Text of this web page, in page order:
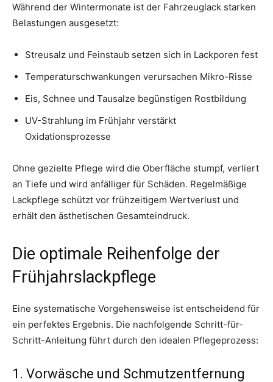
Während der Wintermonate ist der Fahrzeuglack starken
Belastungen ausgesetzt:
Streusalz und Feinstaub setzen sich in Lackporen fest
Temperaturschwankungen verursachen Mikro-Risse
Eis, Schnee und Tausalze begünstigen Rostbildung
UV-Strahlung im Frühjahr verstärkt
Oxidationsprozesse
Ohne gezielte Pflege wird die Oberfläche stumpf, verliert
an Tiefe und wird anfälliger für Schäden. Regelmäßige
Lackpflege schützt vor frühzeitigem Wertverlust und
erhält den ästhetischen Gesamteindruck.
Die optimale Reihenfolge der
Frühjahrslackpflege
Eine systematische Vorgehensweise ist entscheidend für
ein perfektes Ergebnis. Die nachfolgende Schritt-für-
Schritt-Anleitung führt durch den idealen Pflegeprozess:
1. Vorwäsche und Schmutzentfernung